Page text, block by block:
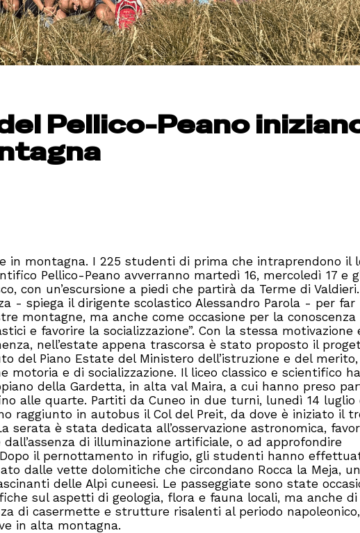
Pellico-Peano
in montagna. I 225 studenti di prima che intraprendono il
Pellico-Peano avverranno martedì 16, mercoledì 17 e
con un’escursione a piedi che partirà da Terme di Valdieri.
- spiega il dirigente scolastico Alessandro Parola - per far
montagne, ma anche come occasione per la conoscenza
e favorire la socializzazione”. Con la stessa motivazione
nell’estate appena trascorsa è stato proposto il
del Piano Estate del Ministero dell’istruzione e del merito,
motoria e di socializzazione. Il liceo classico e scientifico ha
della Gardetta, in alta val Maira, a cui hanno preso
alle quarte. Partiti da Cuneo in due turni, lunedì 14 luglio
raggiunto in autobus il Col del Preit, da dove è iniziato il
serata è stata dedicata all’osservazione astronomica,
di illuminazione artificiale, o ad approfondire
Dopo il pernottamento in rifugio, gli studenti hanno
dalle vette dolomitiche che circondano Rocca la Meja,
delle Alpi cuneesi. Le passeggiate sono state
sul aspetti di geologia, flora e fauna locali, ma anche di
di casermette e strutture risalenti al periodo
in alta montagna.